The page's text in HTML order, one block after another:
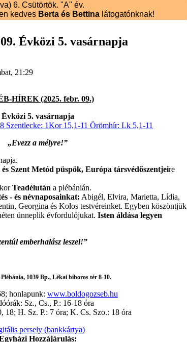
6. Csütörtök. "A" év.
kedves Berta és Bettina látogatónknak!
Évközi 5. vasárnapja
21:29
HÍREK (2025. febr. 09.)
Évközi 5. vasárnapja
Szentlecke: 1Kor 15,1-11 Örömhír: Lk 5,1-11
„Evezz a mélyre!”
Szent Metód püspök, Európa társvédőszentjeire
Teadélután a plébánián.
- és névnaposainkat: Abigél, Elvira, Marietta, Lídia,
Georgina és Kolos testvéreinket. Egyben köszöntjük
ünneplik évfordulójukat.Isten áldása legyen
emberhalász leszel!”
Plébánia, 1039 Bp., Lékai bíboros tér 8-10.
honlapunk: www.boldogozseb.hu
Sz., Cs., P.: 16-18 óra
18; H. Sz. P.: 7 óra; K. Cs. Szo.: 18 óra
persely (bankkártya)
Hozzájárulás: